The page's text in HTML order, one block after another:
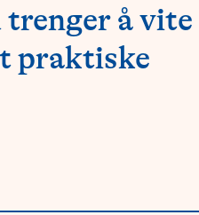
å vite
praktiske